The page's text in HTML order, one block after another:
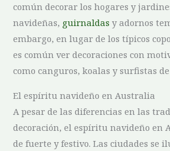
común decorar los hogares y
navideñas, guirnaldas y adornos
embargo, en lugar de ⁣los típicos
es común ver decoraciones con
como canguros, koalas‌ y surfistas ‌de
El espíritu navideño en ‌Australia
A pesar de las diferencias en las
decoración, el espíritu navideño en
de‌ fuerte y festivo. Las ciudades se⁢